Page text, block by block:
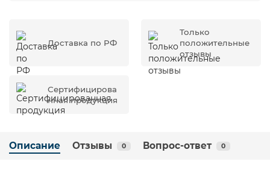
Доставка по РФ
Только
положительные
отзывы
Сертифицирова
нная продукция
Описание Отзывы 0 Вопрос-ответ 0